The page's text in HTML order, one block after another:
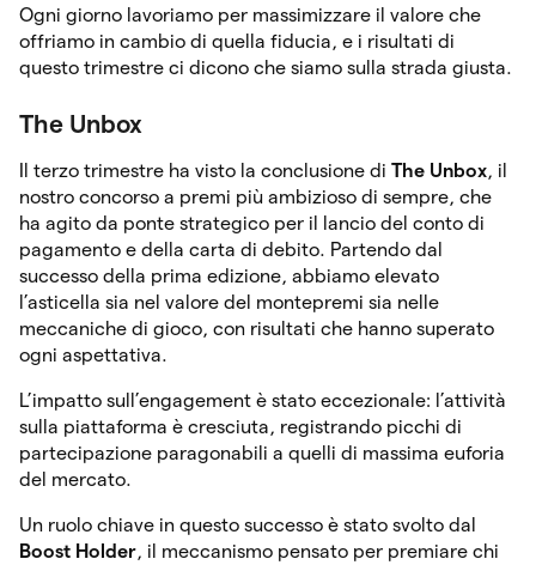
Ogni giorno lavoriamo per massimizzare il valore che
offriamo in cambio di quella fiducia, e i risultati di
questo trimestre ci dicono che siamo sulla strada giusta.
The Unbox
Il terzo trimestre ha visto la conclusione di The Unbox, il
nostro concorso a premi più ambizioso di sempre, che
ha agito da ponte strategico per il lancio del conto di
pagamento e della carta di debito. Partendo dal
successo della prima edizione, abbiamo elevato
l’asticella sia nel valore del montepremi sia nelle
meccaniche di gioco, con risultati che hanno superato
ogni aspettativa.
L’impatto sull’engagement è stato eccezionale: l’attività
sulla piattaforma è cresciuta, registrando picchi di
partecipazione paragonabili a quelli di massima euforia
del mercato.
Un ruolo chiave in questo successo è stato svolto dal
Boost Holder, il meccanismo pensato per premiare chi